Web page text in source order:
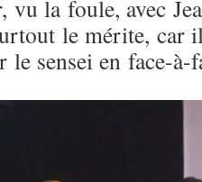
la foule, avec
le mérite,
le sensei en face-